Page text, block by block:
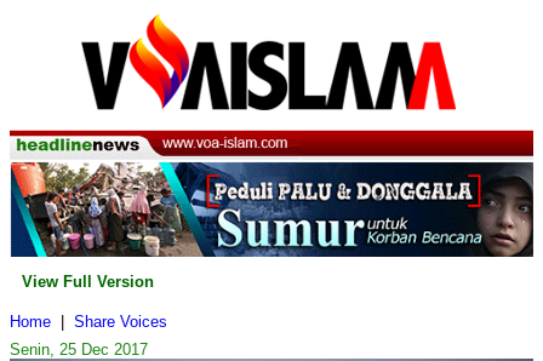
View Full Version
Home
Share Voices
Senin, 25 Dec 2017